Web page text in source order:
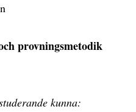
provningsmetodik
kunna: